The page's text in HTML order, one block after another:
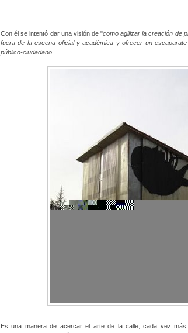
Con él se intentó dar una visión de "como agilizarla creación de
fuera de la escena oficial y académica y ofrecer un
público-ciudadano".
Es una manera de acercar el arte de la calle, cada vez más